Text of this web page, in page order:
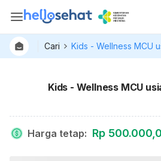
Cari
Kids - Wellness MCU
Harga tetap: Rp